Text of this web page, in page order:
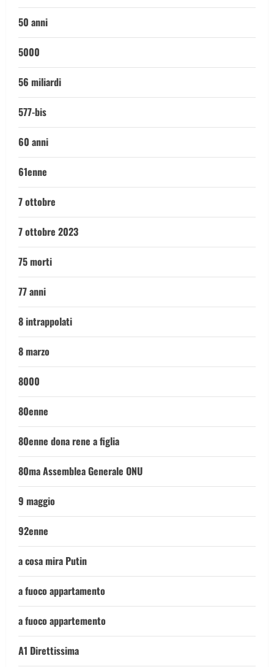
50 anni
5000
56 miliardi
577-bis
60 anni
61enne
7 ottobre
7 ottobre 2023
75 morti
77 anni
8 intrappolati
8 marzo
8000
80enne
80enne dona rene a figlia
80ma Assemblea Generale ONU
9 maggio
92enne
a cosa mira Putin
a fuoco appartamento
a fuoco appartemento
A1 Direttissima